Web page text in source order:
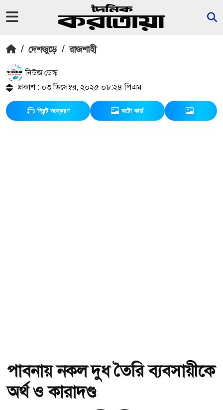
/ দেশজুড়ে / রাজশাহী
নিউজ ডেস্ক
প্রকাশ : ০৩ ডিসেম্বর, ২০২৫ ০৮:২৪ পিএম
প্রিন্ট সংস্করণ ফটো কার্ড
পাবনায় নকল দুধ তৈরি ব্যবসায়ীকে
অর্থ ও কারাদণ্ড